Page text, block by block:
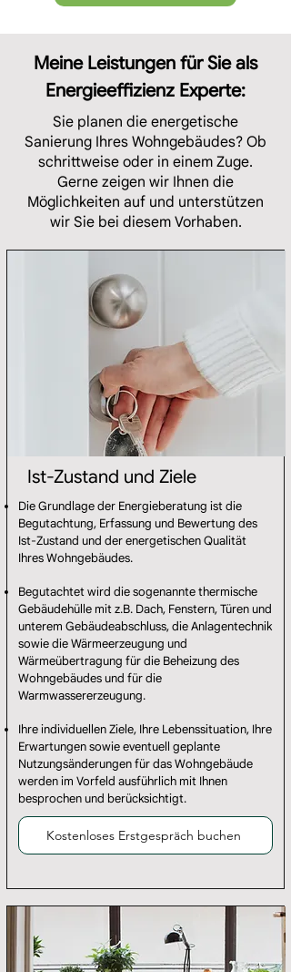
Meine Leistungen für Sie als
Energieeffizienz Experte:
Sie planen die energetische
Sanierung Ihres Wohngebäudes? Ob
schrittweise oder in einem Zuge.
Gerne zeigen wir Ihnen die
Möglichkeiten auf und unterstützen
wir Sie bei diesem Vorhaben.
Ist-Zustand und Ziele
Die Grundlage der Energieberatung ist die
Begutachtung, Erfassung und Bewertung des
Ist-Zustand und der energetischen Qualität
Ihres Wohngebäudes.
Begutachtet wird die sogenannte thermische
Gebäudehülle mit z.B. Dach, Fenstern, Türen und
unterem Gebäudeabschluss, die Anlagentechnik
sowie die Wärmeerzeugung und
Wärmeübertragung für die Beheizung des
Wohngebäudes und für die
Warmwassererzeugung.
Ihre individuellen Ziele, Ihre Lebenssituation, Ihre
Erwartungen sowie eventuell geplante
Nutzungsänderungen für das Wohngebäude
werden im Vorfeld ausführlich mit Ihnen
besprochen und berücksichtigt.
Kostenloses Erstgespräch buchen